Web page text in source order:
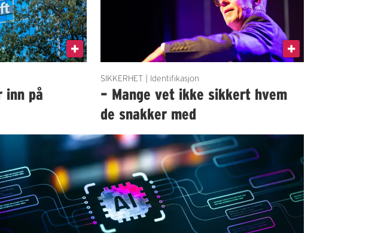
inn på
SIKKERHET | Identifikasjon
– Mange vet ikke sikkert hvem
de snakker med